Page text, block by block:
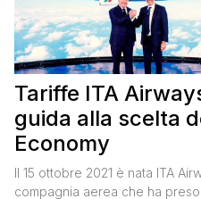
Tariffe ITA
guida alla scelta
Economy
Il 15 ottobre 2021 è nata ITA
compagnia aerea che ha